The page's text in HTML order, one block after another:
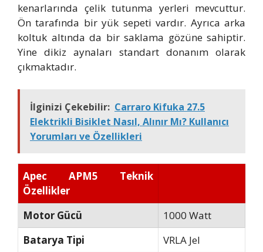
kenarlarında çelik tutunma yerleri mevcuttur.
Ön tarafında bir yük sepeti vardır. Ayrıca arka
koltuk altında da bir saklama gözüne sahiptir.
Yine dikiz aynaları standart donanım olarak
çıkmaktadır.
İlginizi Çekebilir: Carraro Kifuka 27.5
Elektrikli Bisiklet Nasıl, Alınır Mı? Kullanıcı
Yorumları ve Özellikleri
Apec APM5 Teknik
Özellikler
Motor Gücü
1000 Watt
Batarya Tipi
VRLA Jel